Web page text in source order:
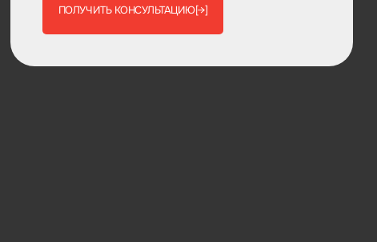
ПОЛУЧИТЬ КОНСУЛЬТАЦИЮ[→]